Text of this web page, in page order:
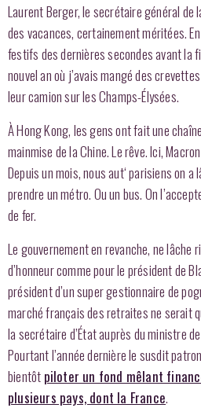
Laurent Berger, le secrétaire général de
des vacances, certainement méritées.
festifs des dernières secondes avant la
nouvel an où j’avais mangé des
leur camion sur les Champs-Élysées.
À Hong Kong, les gens ont fait une
mainmise de la Chine.Le rêve. Ici,
Depuis un mois,nousaut‘ parisiens on a
prendre un métro. Ou un bus. On
de fer.
Le gouvernement en revanche, ne lâche
d’honneur comme pour le président de
président d’un super gestionnaire de
marché français des retraites ne serait
la secrétaire d’État auprès du ministre
Pourtant l’année dernière le susdit
bientôt piloter un fond mêlant
plusieurs pays, dont la France.